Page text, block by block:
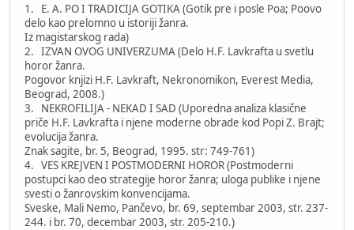
1. E. A. PO I TRADICIJA GOTIKA (Gotik pre i posle Poa; Poovo
delo kao prelomno u istoriji žanra.
Iz magistarskog rada)
2. IZVAN OVOG UNIVERZUMA (Delo H.F. Lavkrafta u svetlu
horor žanra.
Pogovor knjizi H.F. Lavkraft, Nekronomikon, Everest Media,
Beograd, 2008.)
3. NEKROFILIJA - NEKAD I SAD (Uporedna analiza klasične
priče H.F. Lavkrafta i njene moderne obrade kod Popi Z. Brajt;
evolucija žanra.
Znak sagite, br. 5, Beograd, 1995. str: 749-761)
4. VES KREJVEN I POSTMODERNI HOROR (Postmoderni
postupci kao deo strategije horor žanra; uloga publike i njene
svesti o žanrovskim konvencijama.
Sveske, Mali Nemo, Pančevo, br. 69, septembar 2003, str. 237-
244. i br. 70, decembar 2003, str. 205-210.)